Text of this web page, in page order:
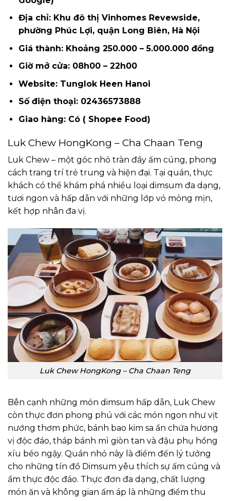
Địa chỉ: Khu đô thị Vinhomes Revewside,
phường Phúc Lợi, quận Long Biên, Hà Nội
Giá thành: Khoảng 250.000 – 5.000.000 đồng
Giờ mở cửa: 08h00 – 22h00
Website: Tunglok Heen Hanoi
Số điện thoại: 02436573888
Giao hàng: Có ( Shopee Food)
Luk Chew HongKong – Cha Chaan Teng
Luk Chew – một góc nhỏ tràn đầy ấm cúng, phong
cách trang trí trẻ trung và hiện đại. Tại quán, thực
khách có thể khám phá nhiều loại dimsum đa dạng,
tươi ngon và hấp dẫn với những lớp vỏ mỏng mịn,
kết hợp nhân đa vị.
Luk Chew HongKong – Cha Chaan Teng
Bên cạnh những món dimsum hấp dẫn, Luk Chew
còn thực đơn phong phú với các món ngon như vịt
nướng thơm phức, bánh bao kim sa ẩn chứa hương
vị độc đáo, tháp bánh mì giòn tan và đậu phụ hồng
xíu béo ngậy. Quán nhỏ này là điểm đến lý tưởng
cho những tín đồ Dimsum yêu thích sự ấm cúng và
ẩm thực độc đáo. Thực đơn đa dạng, chất lượng
món ăn và không gian ấm áp là những điểm thu